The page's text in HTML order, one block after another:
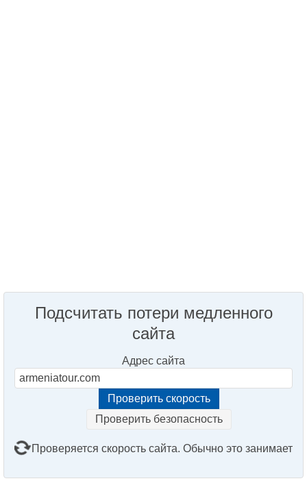
Подсчитать потери медленного
сайта
Адрес сайта
Проверить безопасность
Проверяется скорость сайта. Обычно это занимает